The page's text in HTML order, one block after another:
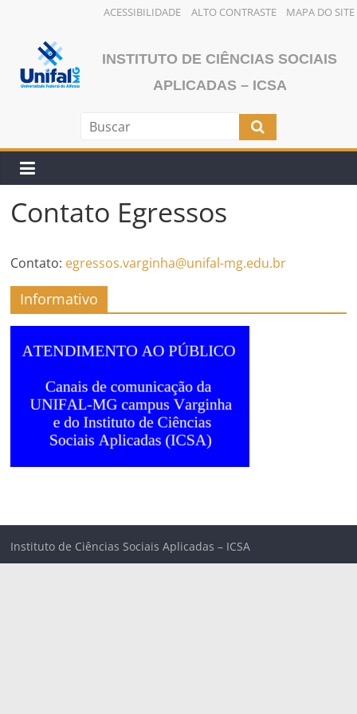
ACESSIBILIDADE ALTO CONTRASTE MAPA DO SITE
conteúdo
INSTITUTO DE CIÊNCIAS SOCIAIS
APLICADAS – ICSA
Contato Egressos
Contato: egressos.varginha@unifal-mg.edu.br
Informativo
Instituto de Ciências Sociais Aplicadas – ICSA